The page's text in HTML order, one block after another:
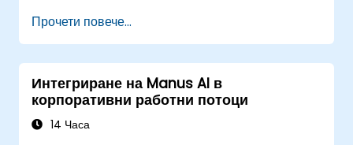
Да интегрират Manus AI с инструменти на
трети страни и API-та.
Да оптимизират AI автоматизацията за
мащабируемост и ефективност.
Да осигуряват съответствие и сигурност в
бизнес процеси, управлявани от AI.
Прочети повече...
Интегриране на Manus AI в
корпоративни работни потоци
14 Часа